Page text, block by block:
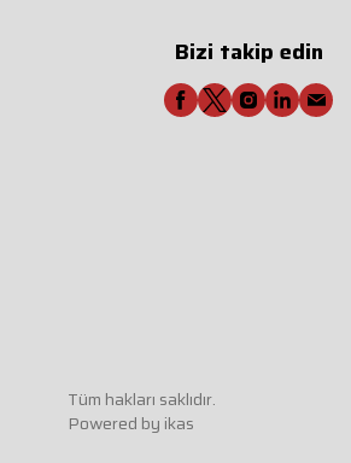
Bizi takip edin
Tüm hakları saklıdır.
Powered by ikas